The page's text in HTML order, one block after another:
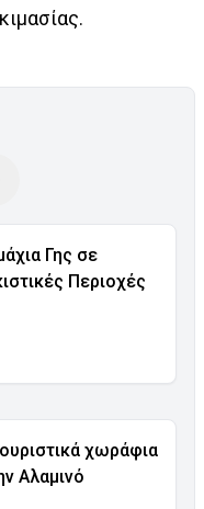
Γης σε
Περιοχές
χωράφια
Αλαμινό